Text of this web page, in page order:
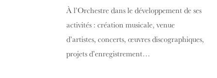
À l’Orchestre dans le développement de ses
activités : création musicale, venue
d’artistes, concerts, œuvres discographiques,
projets d’enregistrement…